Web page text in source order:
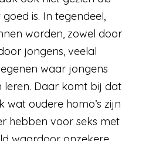
is. In tegendeel,
worden, zowel door
jongens, veelal
waar jongens
leren. Daar komt bij dat
wat oudere homo’s zijn
hebben voor seks met